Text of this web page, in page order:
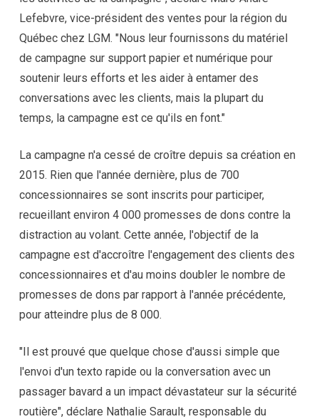
Lefebvre, vice-président des ventes pour la région du
Québec chez LGM. "Nous leur fournissons du matériel
de campagne sur support papier et numérique pour
soutenir leurs efforts et les aider à entamer des
conversations avec les clients, mais la plupart du
temps, la campagne est ce qu'ils en font."
La campagne n'a cessé de croître depuis sa création en
2015. Rien que l'année dernière, plus de 700
concessionnaires se sont inscrits pour participer,
recueillant environ 4 000 promesses de dons contre la
distraction au volant. Cette année, l'objectif de la
campagne est d'accroître l'engagement des clients des
concessionnaires et d'au moins doubler le nombre de
promesses de dons par rapport à l'année précédente,
pour atteindre plus de 8 000.
"Il est prouvé que quelque chose d'aussi simple que
l'envoi d'un texto rapide ou la conversation avec un
passager bavard a un impact dévastateur sur la sécurité
routière", déclare Nathalie Sarault, responsable du